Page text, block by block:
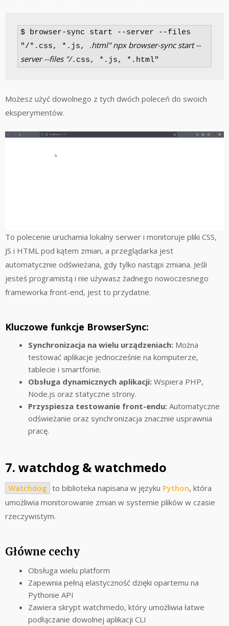
$ browser-sync start --server --files
"/*.css, *.js, .html" npx browser-sync start --
server --files "/.css, *.js, *.html"
Możesz użyć dowolnego z tych dwóch poleceń do swoich
eksperymentów.
To polecenie uruchamia lokalny serwer i monitoruje pliki CSS,
JS i HTML pod kątem zmian, a przeglądarka jest
automatycznie odświeżana, gdy tylko nastąpi zmiana. Jeśli
jesteś programistą i nie używasz żadnego nowoczesnego
frameworka front-end, jest to przydatne.
Kluczowe funkcje BrowserSync:
Synchronizacja na wielu urządzeniach: Można
testować aplikacje jednocześnie na komputerze,
tablecie i smartfonie.
Obsługa dynamicznych aplikacji: Wspiera PHP,
Node.js oraz statyczne strony.
Przyspiesza testowanie front-endu: Automatyczne
odświeżanie oraz synchronizacja znacznie usprawnia
pracę.
7. watchdog & watchmedo
Watchdog to biblioteka napisana w języku Python, która
umożliwia monitorowanie zmian w systemie plików w czasie
rzeczywistym.
Główne cechy
Obsługa wielu platform
Zapewnia pełną elastyczność dzięki opartemu na
Pythonie API
Zawiera skrypt watchmedo, który umożliwia łatwe
podłączanie dowolnej aplikacji CLI